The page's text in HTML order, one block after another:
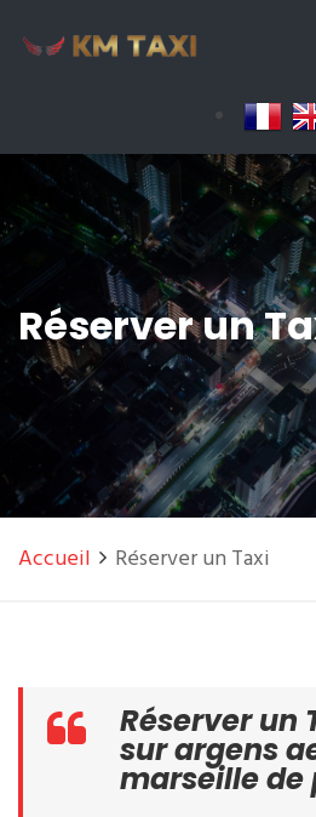
Réserver un
Accueil Réserver un Taxi
Réserver un
sur argens
marseille de